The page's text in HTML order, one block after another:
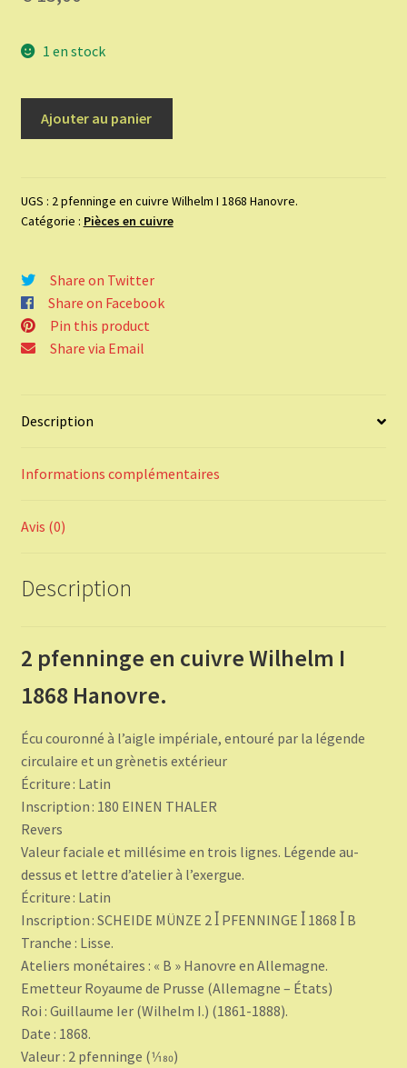
1 en stock
en
cuivre
1868
Hanovre.
Ajouter au panier
UGS : 2 pfenninge en cuivre Wilhelm I 1868 Hanovre.
Catégorie : Pièces en cuivre
Share on Twitter
Share on Facebook
Pin this product
Share via Email
Description
Informations complémentaires
Avis (0)
Description
2 pfenninge en cuivre Wilhelm I
1868 Hanovre.
Écu couronné à l’aigle impériale, entouré par la légende
circulaire et un grènetis extérieur
Écriture : Latin
Inscription : 180 EINEN THALER
Revers
Valeur faciale et millésime en trois lignes. Légende au-
dessus et lettre d’atelier à l’exergue.
Écriture : Latin
Inscription : SCHEIDE MÜNZE 2 ꟾ PFENNINGE ꟾ 1868 ꟾ B
Tranche : Lisse.
Ateliers monétaires : « B » Hanovre en Allemagne.
Emetteur Royaume de Prusse (Allemagne – États)
Roi : Guillaume Ier (Wilhelm I.) (1861-1888).
Date : 1868.
Valeur : 2 pfenninge (1⁄180)